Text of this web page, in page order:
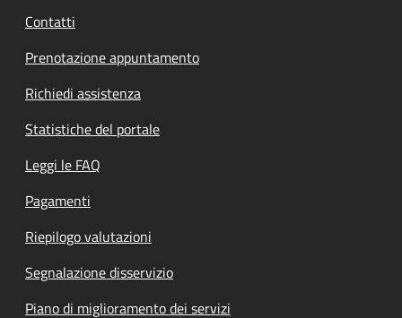
Contatti
Prenotazione appuntamento
Richiedi assistenza
Statistiche del portale
Leggi le FAQ
Pagamenti
Riepilogo valutazioni
Segnalazione disservizio
Piano di miglioramento dei servizi